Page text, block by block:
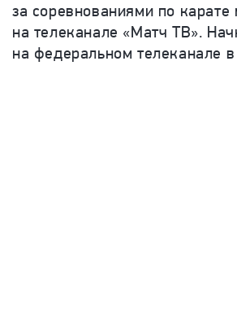
за соревнованиями по
на телеканале «Матч ТВ».
на федеральном телеканале